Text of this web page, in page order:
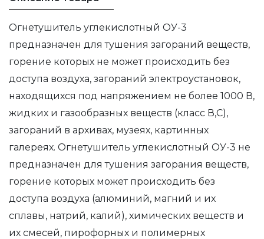
Огнетушитель углекислотный ОУ-3
предназначен для тушения загораний веществ,
горение которых не может происходить без
доступа воздуха, загораний электроустановок,
находящихся под напряжением не более 1000 В,
жидких и газообразных веществ (класс В,С),
загораний в архивах, музеях, картинных
галереях. Огнетушитель углекислотный ОУ-3 не
предназначен для тушения загорания веществ,
горение которых может происходить без
доступа воздуха (алюминий, магний и их
сплавы, натрий, калий), химических веществ и
их смесей, пирофорных и полимерных